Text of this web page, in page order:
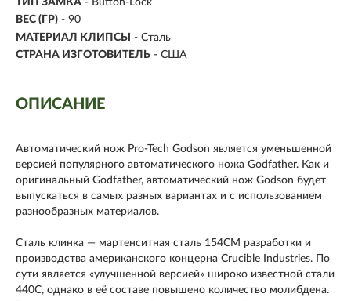
ТИП ЗАМКА - Button-Lock
ВЕС (ГР) - 90
МАТЕРИАЛ КЛИПСЫ
- Сталь
СТРАНА ИЗГОТОВИТЕЛЬ - США
ОПИСАНИЕ
Автоматический нож Pro-Tech Godson является уменьшенной
версией популярного автоматического ножа Godfather. Как и
оригинальный Godfather, автоматический нож Godson будет
выпускаться в самых разных вариантах и с использованием
разнообразных материалов.
Сталь клинка — мартенситная сталь 154СМ разработки и
производства американского концерна Crucible Industries. По
сути является «улучшенной версией» широко известной стали
440С, однако в её составе повышено количество молибдена.